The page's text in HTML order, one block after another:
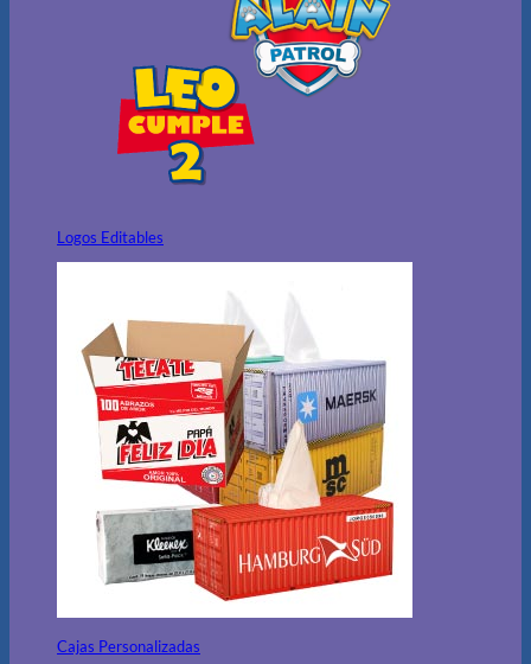
Logos Editables
Cajas Personalizadas